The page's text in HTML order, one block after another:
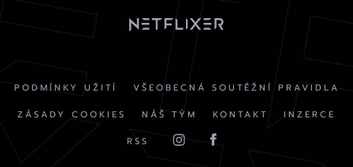
PODMÍNKY UŽITÍ
VŠEOBECNÁ SOUTĚŽNÍ PRAVIDLA
ZÁSADY COOKIES
NÁŠ TÝM KONTAKT
INZERCE
RSS